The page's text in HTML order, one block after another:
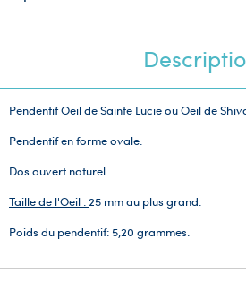
Pendentif Oeil de Sainte Lucie ou Oeil de
Pendentif en forme ovale.
Dos ouvert naturel
Taille de l'Oeil :25 mm au plus grand.
Poids du pendentif: 5,20 grammes.